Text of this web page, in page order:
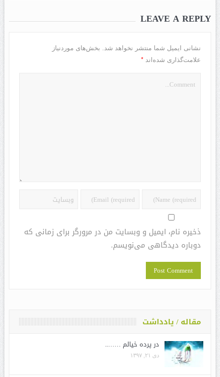
LEAVE A REPLY
نشانی ایمیل شما منتشر نخواهد شد. بخش‌های موردنیاز
علامت‌گذاری شده‌اند *
ذخیره نام، ایمیل و وبسایت من در مرورگر برای زمانی که
دوباره دیدگاهی می‌نویسم.
مقاله / یادداشت
در پرده خیالم ……..
دی ۲۱, ۱۳۹۷